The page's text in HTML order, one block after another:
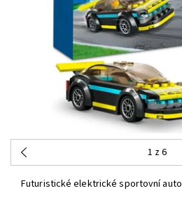
1 z 6
Futuristické elektrické sportovní auto